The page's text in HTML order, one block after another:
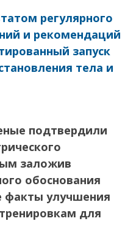
регулярного
и рекомендаций
запуск
тела и
подтвердили
заложив
обоснования
факты улучшения
для